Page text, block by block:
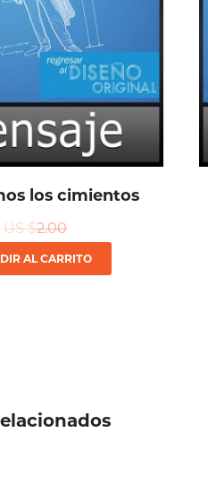
los cimientos
US $2.00
AL CARRITO